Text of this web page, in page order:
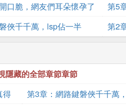
口脆，網友們耳朵懷孕了
第5
俠千千萬，lsp佔一半 第2
隱藏的全部章節章節
得
第3章：網路鍵磐俠千千萬